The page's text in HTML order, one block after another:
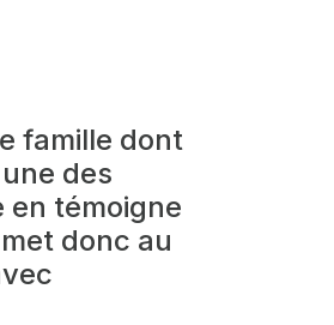
famille dont
des
en témoigne
donc au